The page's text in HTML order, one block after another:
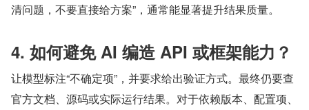
清问题，不要直接给方案”，通常能显著提升结果质量。
4. 如何避免 AI 编造 API 或框架能力？
让模型标注“不确定项”，并要求给出验证方式。最终仍要查
官方文档、源码或实际运行结果。对于依赖版本、配置项、